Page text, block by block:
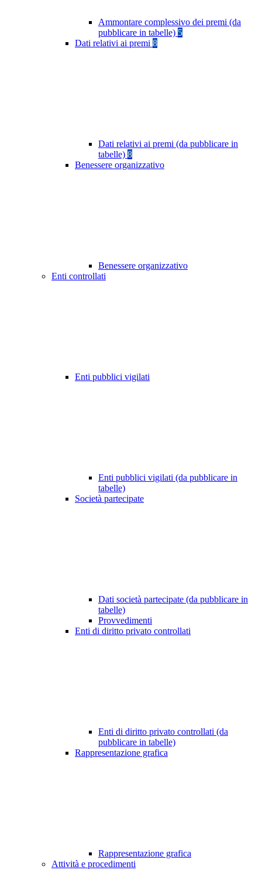
Ammontare complessivo dei premi (da
pubblicare in tabelle) 5
Dati relativi ai premi 8
Dati relativi ai premi (da pubblicare in
tabelle) 8
Benessere organizzativo
Benessere organizzativo
Enti controllati
Enti pubblici vigilati
Enti pubblici vigilati (da pubblicare in
tabelle)
Società partecipate
Dati società partecipate (da pubblicare in
tabelle)
Provvedimenti
Enti di diritto privato controllati
Enti di diritto privato controllati (da
pubblicare in tabelle)
Rappresentazione grafica
Rappresentazione grafica
Attività e procedimenti